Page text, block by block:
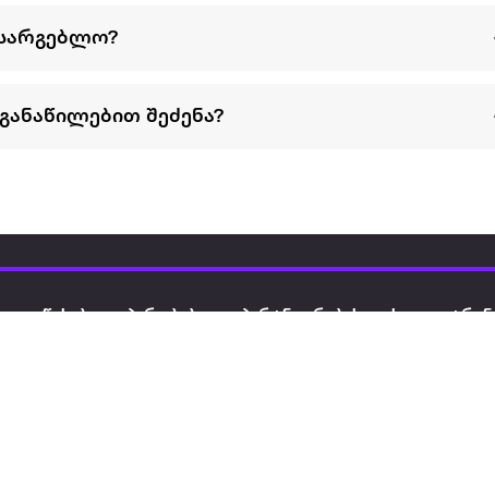
შეძენა?
წესები და პირობები პარტნიორებისთვის